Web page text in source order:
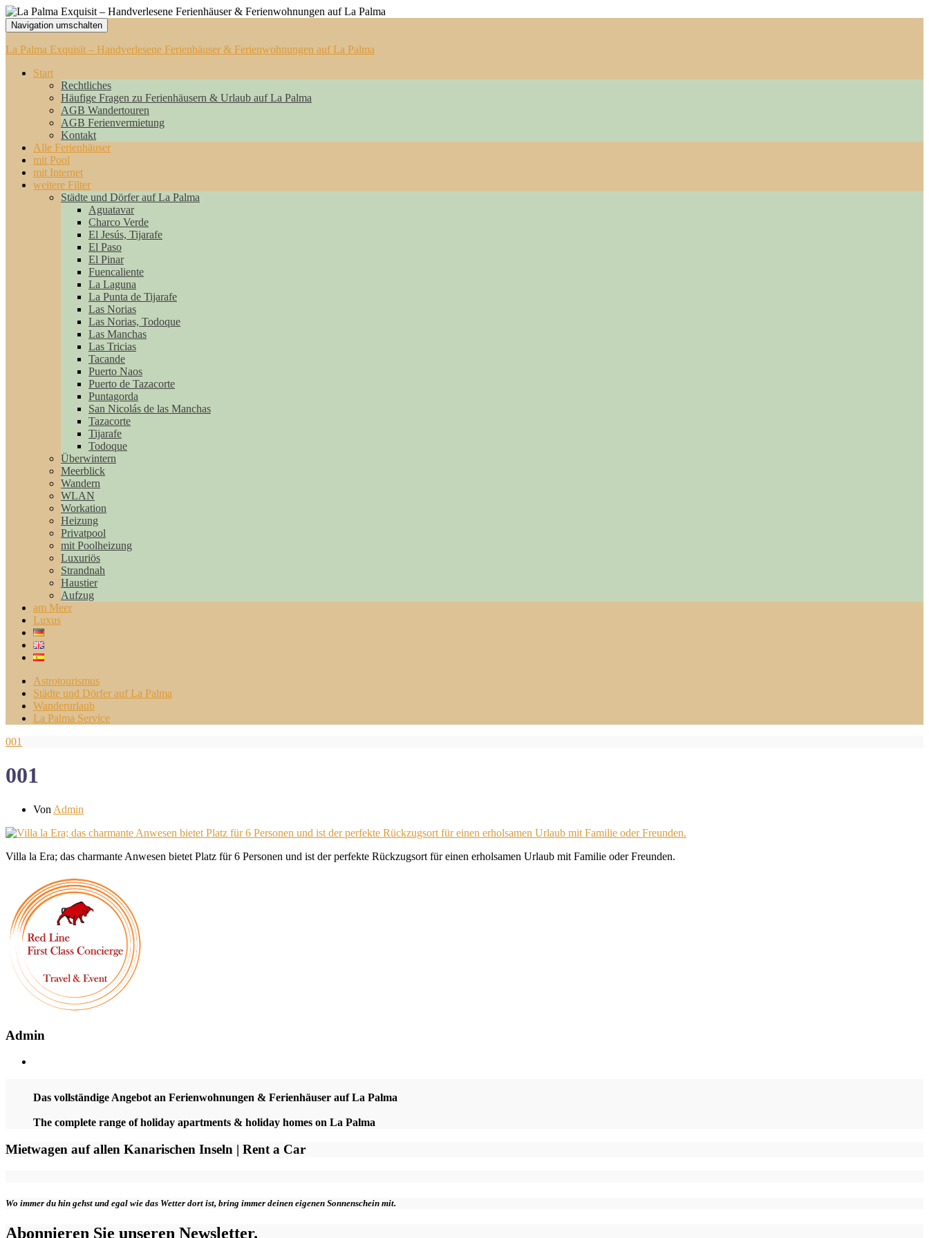
Navigation umschalten
La Palma Exquisit – Handverlesene Ferienhäuser & Ferienwohnungen auf La Palma
Start
Rechtliches
Häufige Fragen zu Ferienhäusern & Urlaub auf La Palma
AGB Wandertouren
AGB Ferienvermietung
Kontakt
Alle Ferienhäuser
mit Pool
mit Internet
weitere Filter
Städte und Dörfer auf La Palma
Aguatavar
Charco Verde
El Jesús, Tijarafe
El Paso
El Pinar
Fuencaliente
La Laguna
La Punta de Tijarafe
Las Norias
Las Norias, Todoque
Las Manchas
Las Tricias
Tacande
Puerto Naos
Puerto de Tazacorte
Puntagorda
San Nicolás de las Manchas
Tazacorte
Tijarafe
Todoque
Überwintern
Meerblick
Wandern
WLAN
Workation
Heizung
Privatpool
mit Poolheizung
Luxuriös
Strandnah
Haustier
Aufzug
am Meer
Luxus
Astrotourismus
Städte und Dörfer auf La Palma
Wanderurlaub
La Palma Service
001
001
Von Admin
Villa la Era; das charmante Anwesen bietet Platz für 6 Personen und ist der perfekte Rückzugsort für einen erholsamen Urlaub mit Familie oder Freunden.
Admin
Das vollständige Angebot an Ferienwohnungen & Ferienhäuser auf La Palma
The complete range of holiday apartments & holiday homes on La Palma
Mietwagen auf allen Kanarischen Inseln | Rent a Car
Wo immer du hin gehst und egal wie das Wetter dort ist, bring immer deinen eigenen Sonnenschein mit.
Abonnieren Sie unseren Newsletter.